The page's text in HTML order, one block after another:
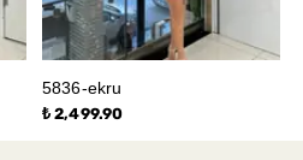
5836-ekru
₺ 2,499.90